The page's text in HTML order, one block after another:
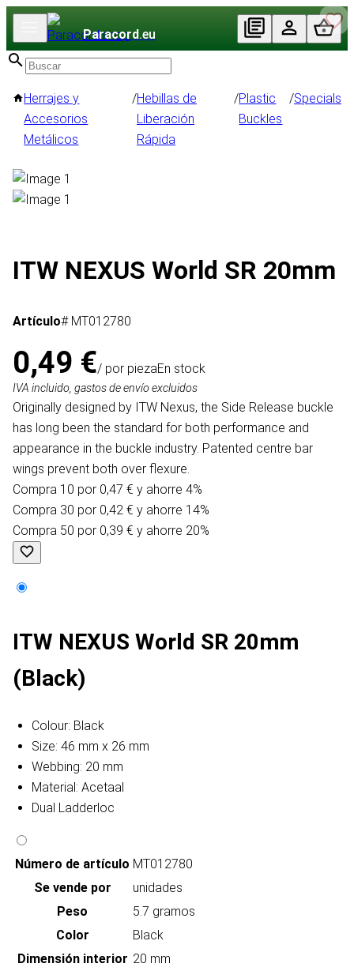
Paracord.eu
Herrajes y
Accesorios
Metálicos
/Hebillas de
Liberación
Rápida
/Plastic
Buckles
/Specials
ITW NEXUS World SR 20mm
Artículo# MT012780
0,49 €/ por piezaEn stock
IVA incluido, gastos de envío excluidos
Originally designed by ITW Nexus, the Side Release buckle
has long been the standard for both performance and
appearance in the buckle industry. Patented centre bar
wings prevent both over flexure.
Compra 10 por 0,47 € y ahorre 4%
Compra 30 por 0,42 € y ahorre 14%
Compra 50 por 0,39 € y ahorre 20%
ITW NEXUS World SR 20mm
(Black)
Colour: Black
Size: 46 mm x 26 mm
Webbing: 20 mm
Material: Acetaal
Dual Ladderloc
Número de artículo MT012780
Se vende por
unidades
Peso
5.7 gramos
Color
Black
Dimensión interior 20 mm